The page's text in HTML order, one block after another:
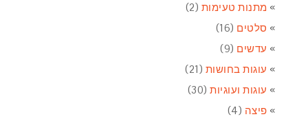
מתנות טעימות (2)
סלטים (16)
עדשים (9)
עוגות בחושות (21)
עוגות ועוגיות(30)
פיצה (4)